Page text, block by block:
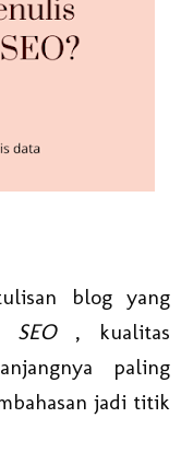
blog yang
SEO , kualitas
paling
jadi titik